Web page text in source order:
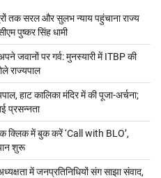
तक सरल और सुलभ न्याय पहुंचाना राज्य
पुष्कर सिंह धामी
जवानों पर गर्व: मुनस्यारी में ITBP की
राज्यपाल
हाट कालिका मंदिर में की पूजा-अर्चना;
प्रसन्नता
क्लिक में बुक करें ‘Call with BLO’,
शुरू
में जनप्रतिनिधियों संग साझा संवाद,